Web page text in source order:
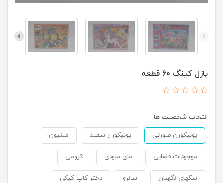
پازل کینگ 60 قطعه
انتخاب شخصیت ها:
یونیکورن صورتی یونیکورن سفید مینیون
موجودات فضایی مای ملودی کرومی
سگهای نگهبان سانرو دختر کاپ کیکی